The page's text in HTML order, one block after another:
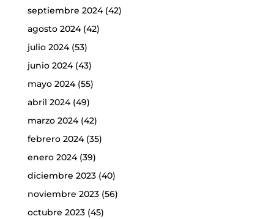
septiembre 2024(42)
agosto 2024(42)
julio 2024(53)
junio 2024(43)
mayo 2024(55)
abril 2024(49)
marzo 2024(42)
febrero 2024(35)
enero 2024(39)
diciembre 2023(40)
noviembre 2023(56)
octubre 2023(45)